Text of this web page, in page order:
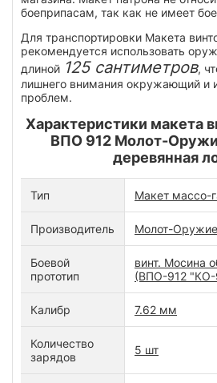
боеприпасам, так как не имеет
Для транспортировки Макета
рекомендуется использовать
длиной 125 сантиметров,
лишнего внимания окружающий и
проблем.
Характеристики макета
ВПО 912 Молот-
деревянная
Тип Макет массо-
Производитель Молот-Оружие
Боевой
прототип
винт. Мосина
(ВПО-912
Калибр 7.62 мм
Количество
зарядов
5 шт